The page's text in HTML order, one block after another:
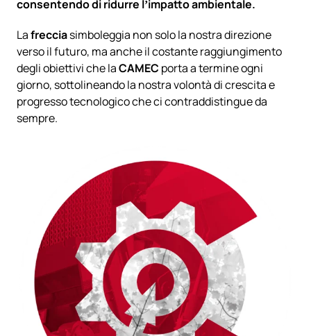
consentendo di ridurre l’impatto ambientale.
Lafrecciasimboleggia non solo la nostra direzione
verso il futuro, ma anche il costante raggiungimento
degli obiettivi che laCAMEC porta a termine ogni
giorno, sottolineando la nostra volontà di crescita e
progresso tecnologico che ci contraddistingue da
sempre.